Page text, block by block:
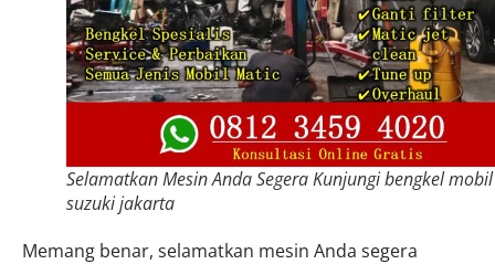
Selamatkan Mesin Anda Segera Kunjungi bengkel mobil
suzuki jakarta
Memang benar, selamatkan mesin Anda segera